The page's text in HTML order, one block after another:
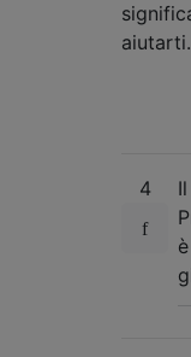
aiutarti.
4